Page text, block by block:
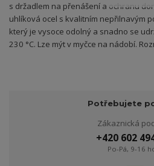
s držadlem na přenášení a ochranu
uhlíková ocel s kvalitním nepřilnavým
který je vysoce odolný a snadno se
230 °C. Lze mýt v myčce na nádobí.
Potřebujete
Zákaznická
+420 602
Po-Pá, 9-16